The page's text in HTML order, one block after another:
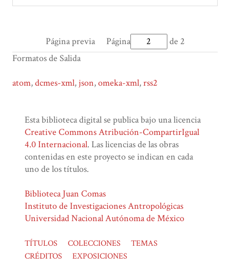
Página previa Página
de 2
Formatos de Salida
atom,dcmes-xml, json,omeka-xml,rss2
Esta biblioteca digital se publica bajo una licencia
Creative Commons Atribución-CompartirIgual
4.0 Internacional. Las licencias de las obras
contenidas en este proyecto se indican en cada
uno de los títulos.
Biblioteca Juan Comas
Instituto de Investigaciones Antropológicas
Universidad Nacional Autónoma de México
TÍTULOS COLECCIONES
TEMAS
CRÉDITOS
EXPOSICIONES